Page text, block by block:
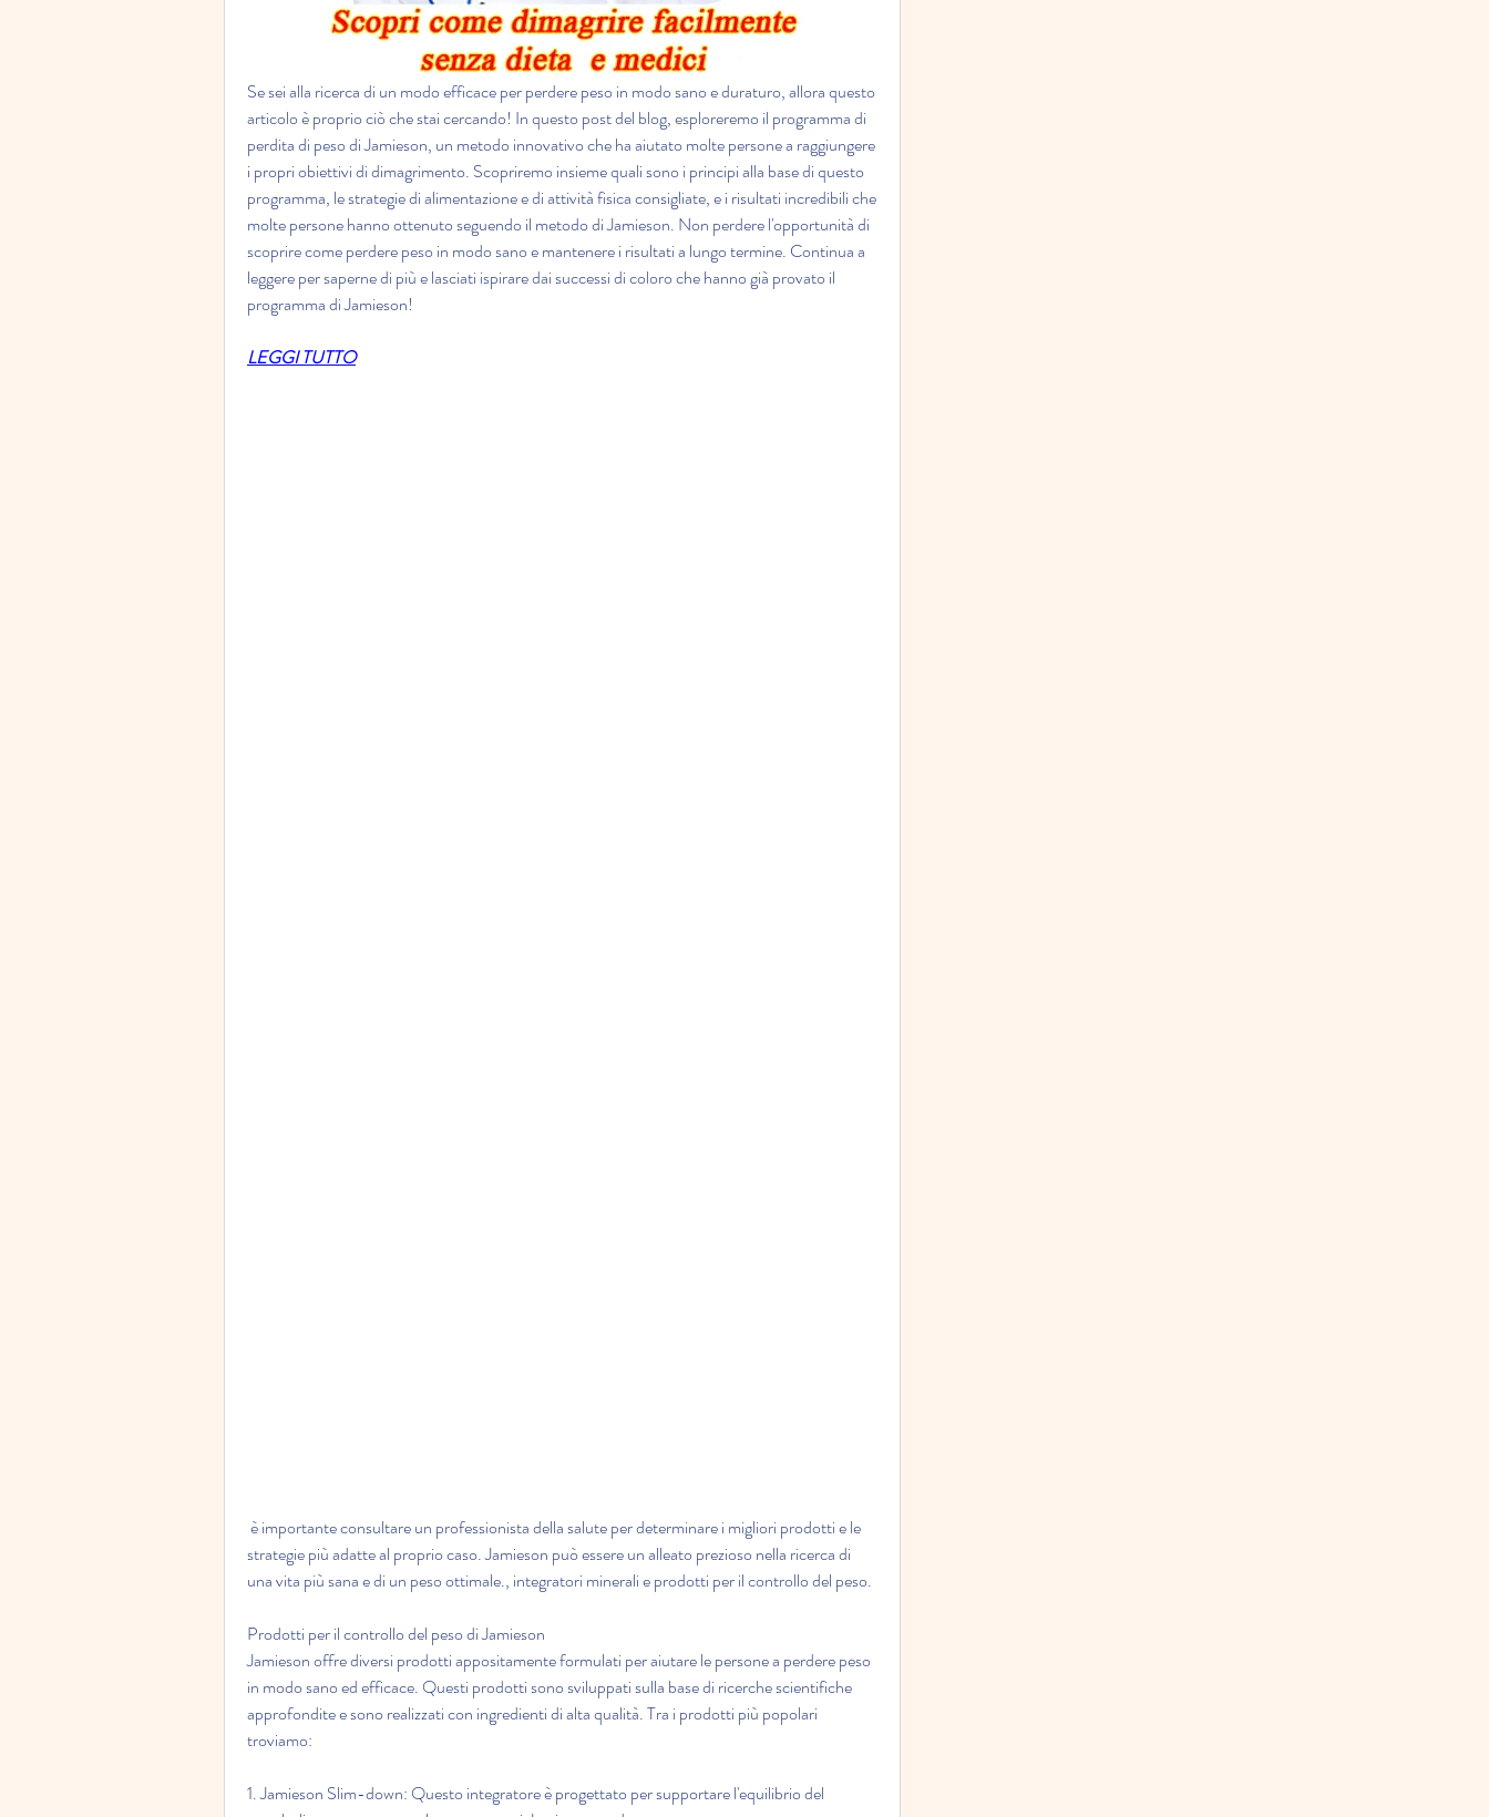
Se sei alla ricerca di un modo efficace per perdere peso in modo sano e duraturo, allora questo
articolo è proprio ciò che stai cercando! In questo post del blog, esploreremo il programma di
perdita di peso di Jamieson, un metodo innovativo che ha aiutato molte persone a raggiungere
i propri obiettivi di dimagrimento. Scopriremo insieme quali sono i principi alla base di questo
programma, le strategie di alimentazione e di attività fisica consigliate, e i risultati incredibili che
molte persone hanno ottenuto seguendo il metodo di Jamieson. Non perdere l'opportunità di
scoprire come perdere peso in modo sano e mantenere i risultati a lungo termine. Continua a
leggere per saperne di più e lasciati ispirare dai successi di coloro che hanno già provato il
programma di Jamieson!
LEGGI TUTTO
strategie più adatte al proprio caso. Jamieson può essere un alleato prezioso nella ricerca di
una vita più sana e di un peso ottimale., integratori minerali e prodotti per il controllo del peso.
Prodotti per il controllo del peso di Jamieson
Jamieson offre diversi prodotti appositamente formulati per aiutare le persone a perdere peso
in modo sano ed efficace. Questi prodotti sono sviluppati sulla base di ricerche scientifiche
approfondite e sono realizzati con ingredienti di alta qualità. Tra i prodotti più popolari
troviamo:
1. Jamieson Slim-down: Questo integratore è progettato per supportare l'equilibrio del